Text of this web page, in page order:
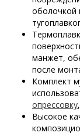
оболочкой
манжет,
после
Комплект
опрессовку
Высокое